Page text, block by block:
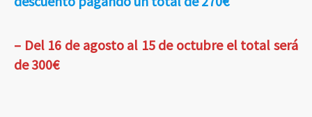
– Del 16 de agosto al 15 de octubre el total será
de 300€